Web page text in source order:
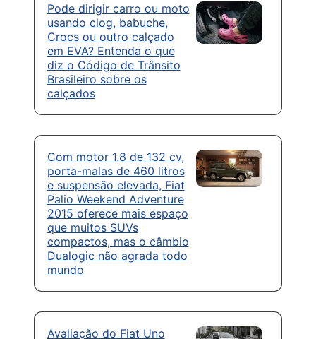
Pode dirigir carro ou moto
usando clog, babuche,
Crocs ou outro calçado
em EVA? Entenda o que
diz o Código de Trânsito
Brasileiro sobre os
calçados
Com motor 1.8 de 132 cv,
porta-malas de 460 litros
e suspensão elevada, Fiat
Palio Weekend Adventure
2015 oferece mais espaço
que muitos SUVs
compactos, mas o câmbio
Dualogic não agrada todo
mundo
Avaliação do Fiat Uno